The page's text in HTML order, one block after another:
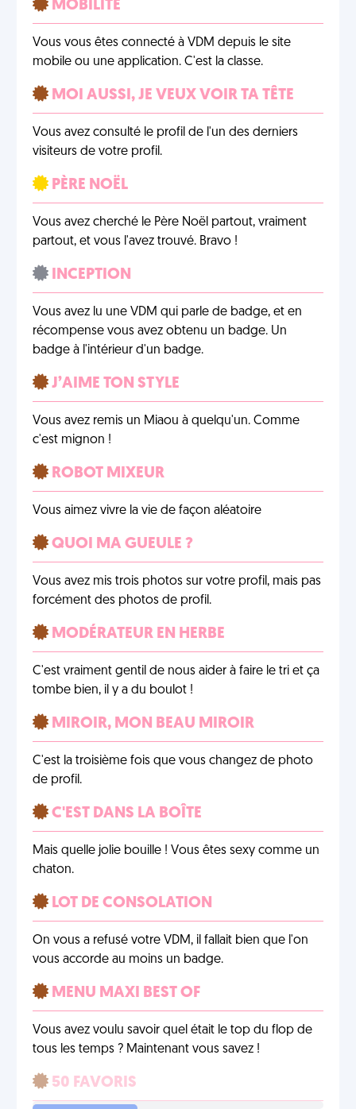
MOBILITÉ
Vous vous êtes connecté à VDM depuis le site
mobile ou une application. C'est la classe.
MOI AUSSI, JE VEUX VOIR TA TÊTE
Vous avez consulté le profil de l'un des derniers
visiteurs de votre profil.
PÈRE NOËL
Vous avez cherché le Père Noël partout, vraiment
partout, et vous l'avez trouvé. Bravo !
INCEPTION
Vous avez lu une VDM qui parle de badge, et en
récompense vous avez obtenu un badge. Un
badge à l'intérieur d'un badge.
J’AIME TON STYLE
Vous avez remis un Miaou à quelqu'un. Comme
c'est mignon !
ROBOT MIXEUR
Vous aimez vivre la vie de façon aléatoire
QUOI MA GUEULE ?
Vous avez mis trois photos sur votre profil, mais pas
forcément des photos de profil.
MODÉRATEUR EN HERBE
C'est vraiment gentil de nous aider à faire le tri et ça
tombe bien, il y a du boulot !
MIROIR, MON BEAU MIROIR
C'est la troisième fois que vous changez de photo
de profil.
C'EST DANS LA BOÎTE
Mais quelle jolie bouille ! Vous êtes sexy comme un
chaton.
LOT DE CONSOLATION
On vous a refusé votre VDM, il fallait bien que l'on
vous accorde au moins un badge.
MENU MAXI BEST OF
Vous avez voulu savoir quel était le top du flop de
tous les temps ? Maintenant vous savez !
50 FAVORIS